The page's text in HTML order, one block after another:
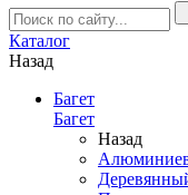
Каталог
Назад
Багет
Багет
Назад